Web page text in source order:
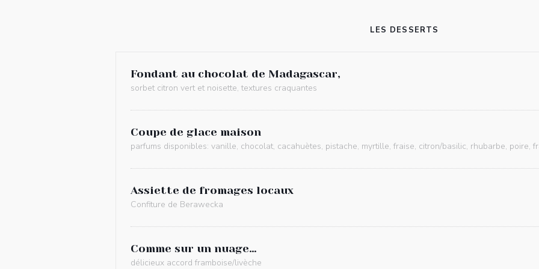
LES DESSERTS
Fondant au chocolat de Madagascar,
sorbet citron vert et noisette, textures craquantes
Coupe de glace maison
parfums disponibles: vanille, chocolat, cacahuètes, pistache, myrtille, fraise, citron/basilic, rhubarbe, poire,
Assiette de fromages locaux
Confiture de Berawecka
Comme sur un nuage…
délicieux accord framboise/livèche